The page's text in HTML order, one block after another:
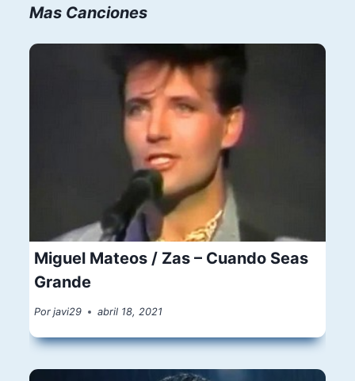
Mas Canciones
Miguel Mateos / Zas – Cuando Seas
Grande
Por javi29 abril 18, 2021